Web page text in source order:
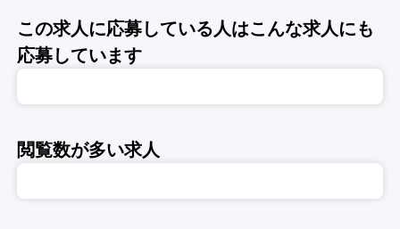
この求人に応募している人はこんな求人にも
応募しています
閲覧数が多い求人